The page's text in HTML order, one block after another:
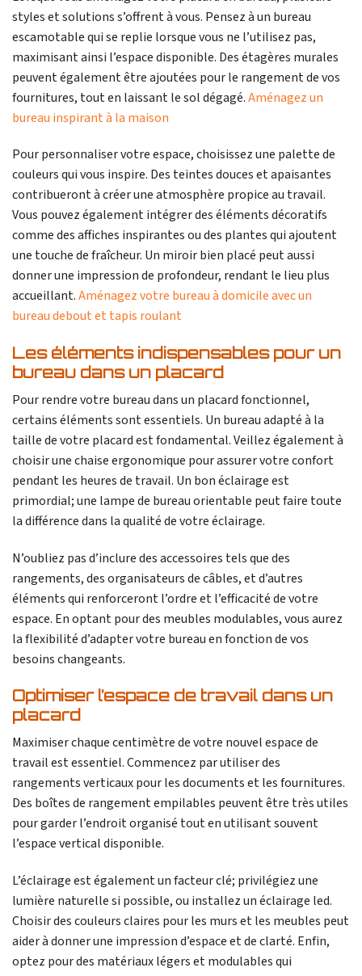
styles et solutions s’offrent à vous. Pensez à un bureau
escamotable qui se replie lorsque vous ne l’utilisez pas,
maximisant ainsi l’espace disponible. Des étagères murales
peuvent également être ajoutées pour le rangement de vos
fournitures, tout en laissant le sol dégagé.Aménagez un
bureau inspirant à la maison
Pour personnaliser votre espace, choisissez une palette de
couleurs qui vous inspire. Des teintes douces et apaisantes
contribueront à créer une atmosphère propice au travail.
Vous pouvez également intégrer des éléments décoratifs
comme des affiches inspirantes ou des plantes qui ajoutent
une touche de fraîcheur. Un miroir bien placé peut aussi
donner une impression de profondeur, rendant le lieu plus
accueillant.Aménagez votre bureau à domicile avec un
bureau debout et tapis roulant
Les éléments indispensables pour un
bureau dans un placard
Pour rendre votre bureau dans un placard fonctionnel,
certains éléments sont essentiels. Un bureau adapté à la
taille de votre placard est fondamental. Veillez également à
choisir une chaise ergonomique pour assurer votre confort
pendant les heures de travail. Un bon éclairage est
primordial; une lampe de bureau orientable peut faire toute
la différence dans la qualité de votre éclairage.
N’oubliez pas d’inclure des accessoires tels que des
rangements, des organisateurs de câbles, et d’autres
éléments qui renforceront l’ordre et l’efficacité de votre
espace. En optant pour des meubles modulables, vous aurez
la flexibilité d’adapter votre bureau en fonction de vos
besoins changeants.
Optimiser l’espace de travail dans un
placard
Maximiser chaque centimètre de votre nouvel espace de
travail est essentiel. Commencez par utiliser des
rangements verticaux pour les documents et les fournitures.
Des boîtes de rangement empilables peuvent être très utiles
pour garder l’endroit organisé tout en utilisant souvent
l’espace vertical disponible.
L’éclairage est également un facteur clé; privilégiez une
lumière naturelle si possible, ou installez un éclairage led.
Choisir des couleurs claires pour les murs et les meubles peut
aider à donner une impression d’espace et de clarté. Enfin,
optez pour des matériaux légers et modulables qui